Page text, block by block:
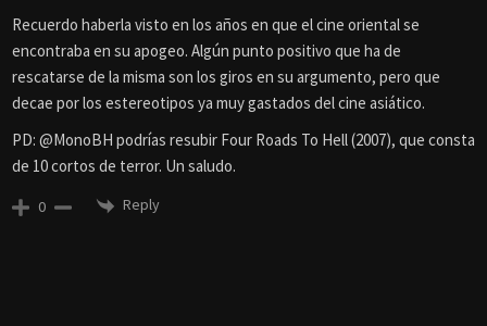
Recuerdo haberla visto en los años en que el cine oriental se
encontraba en su apogeo. Algún punto positivo que ha de
rescatarse de la misma son los giros en su argumento, pero que
decae por los estereotipos ya muy gastados del cine asiático.
PD: @MonoBH podrías resubir Four Roads To Hell (2007), que consta
de 10 cortos de terror. Un saludo.
0 Reply